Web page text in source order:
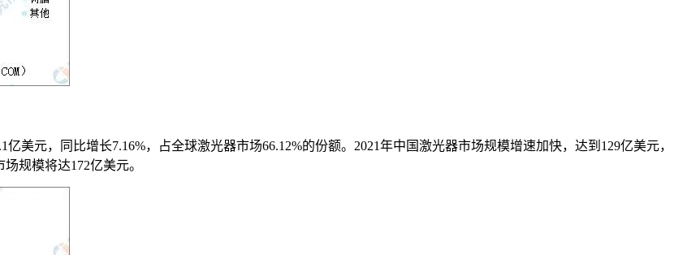
美元，同比增长7.16%，占全球激光器市场66.12%的份额。2021年中国激光器市场规模增速加快，达到129亿美元，
规模将达172亿美元。